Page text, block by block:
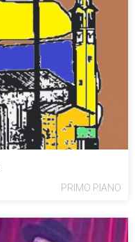
PRIMO PIANO